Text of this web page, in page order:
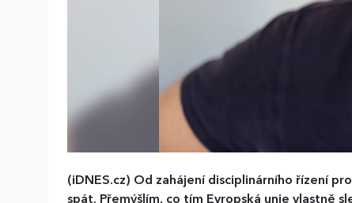
(iDNES.cz) Od zahájení disciplinárního řízení
spát. Přemýšlím, co tím Evropská unie vlastně